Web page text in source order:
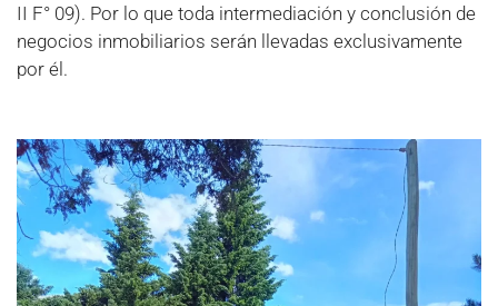
II F° 09). Por lo que toda intermediación y conclusión de
negocios inmobiliarios serán llevadas exclusivamente
por él.